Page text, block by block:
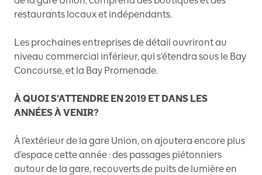
restaurants locaux et indépendants.
Les prochaines entreprises de détail ouvriront au
niveau commercial inférieur, qui s’étendra sous le Bay
Concourse, et la Bay Promenade.
À QUOI S’ATTENDRE EN 2019 ET DANS LES
ANNÉES À VENIR?
À l’extérieur de la gare Union, on ajoutera encore plus
d’espace cette année : des passages piétonniers
autour de la gare, recouverts de puits de lumière en